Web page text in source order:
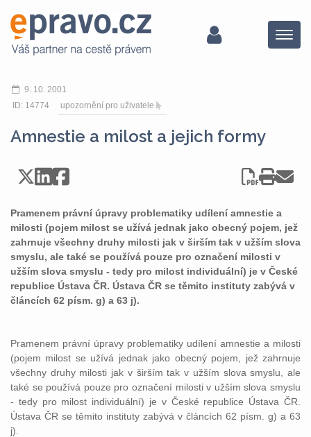
Menu
9. 10. 2001
ID: 14774
upozornění pro uživatele
Amnestie a milost a jejich formy
Pramenem právní úpravy problematiky udílení amnestie a
milosti (pojem milost se užívá jednak jako obecný pojem, jež
zahrnuje všechny druhy milosti jak v širším tak v užším slova
smyslu, ale také se používá pouze pro označení milosti v
užším slova smyslu - tedy pro milost individuální) je v České
republice Ústava ČR. Ústava ČR se těmito instituty zabývá v
článcích 62 písm. g) a 63 j).
Pramenem právní úpravy problematiky udílení amnestie a milosti
(pojem milost se užívá jednak jako obecný pojem, jež zahrnuje
všechny druhy milosti jak v širším tak v užším slova smyslu, ale
také se používá pouze pro označení milosti v užším slova smyslu
- tedy pro milost individuální) je v České republice Ústava ČR.
Ústava ČR se těmito instituty zabývá v článcích 62 písm. g) a 63
j).